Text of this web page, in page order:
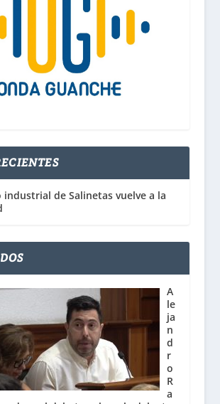
industrial de Salinetas vuelve a la
A
le
ja
n
d
r
o
R
a